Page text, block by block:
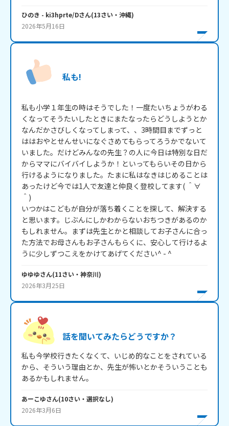
ひのき - ki3hprte/Dさん(13さい・ 沖縄)
2026年5月16日
私も!
私も小学１年生の時はそうでした！一度たいちょうがわる
くなってそうたいしたときにまたなったらどうしようとか
なんだかさびしくなってしまって、、3時間目までずっと
ははおやとせんせいになぐさめてもらってろうかでないて
いました。だけどみんなの先生？の人に今日は特別な日だ
からママにバイバイしようか！といってもらいその日から
行けるようになりました。たまに私はなきはじめることは
あったけど今では1人で友達と仲良く登校してます( ＾∀
＾)
いつかはこどもが自分が落ち着くことを探して、解決する
と思います。じぶんにしかわからないおちつきがあるのか
もしれません。まずは先生とかと相談してお子さんに合っ
た方法でお母さんもお子さんもらくに、安心して行けるよ
うに少しずつこえをかけてあげてください^ - ^
ゆゆゆさん(11さい・ 神奈川)
2026年3月25日
話を聞いてみたらどうですか？
私も今学校行きたくなくて、いじめ的なことをされている
から、そういう理由とか、先生が怖いとかそういうことも
あるかもしれません。
あーこゆさん(10さい・ 選択なし)
2026年3月6日